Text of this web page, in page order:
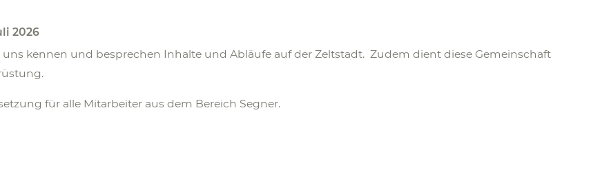
2026
kennen und besprechen Inhalte und Abläufe auf der Zeltstadt. Zudem dient diese Gemeinschaft
für alle Mitarbeiter aus dem Bereich Segner.